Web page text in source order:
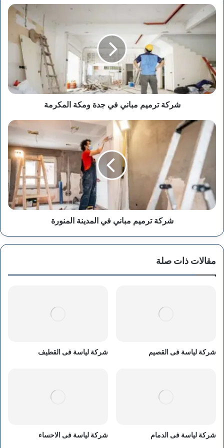
شركة
ترميم
ومكة
المكرمة
شركة ترميم مباني في جدة ومكة المكرمة
شركة
ترميم
مباني
المدينة
المنورة
شركة ترميم مباني في المدينة المنورة
مقالات ذات صلة
شركة لياسة فى القصيم شركة لياسة فى القطيف
شركة لياسة فى الدمام شركة لياسة فى الاحساء